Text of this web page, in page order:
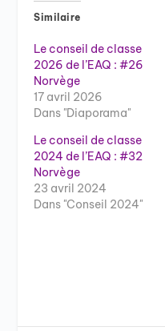
Similaire
Le conseil de classe
2026 de l’EAQ : #26
Norvège
17 avril 2026
Dans "Diaporama"
Le conseil de classe
2024 de l’EAQ : #32
Norvège
23 avril 2024
Dans "Conseil 2024"